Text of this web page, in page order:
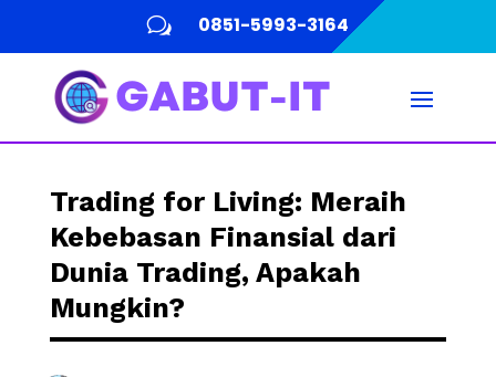
w 0851-5993-3164
Trading for Living: Meraih
Kebebasan Finansial dari
Dunia Trading, Apakah
Mungkin?